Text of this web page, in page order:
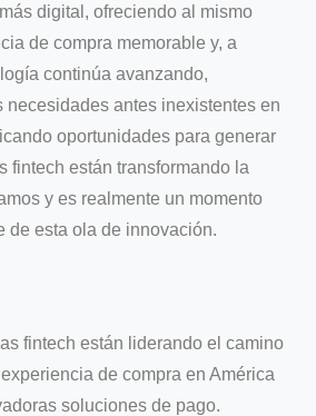
digital, ofreciendo al mismo
de compra memorable y, a
continúa avanzando,
necesidades antes inexistentes en
oportunidades para generar
fintech están transformando la
y es realmente un momento
de esta ola de innovación.
fintech están liderando el camino
de compra en América
soluciones de pago.